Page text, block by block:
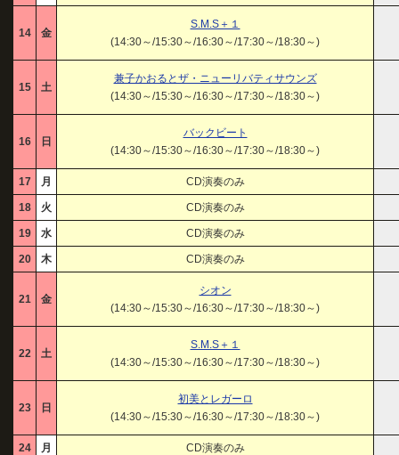
14 金
S.M.S＋１
(14:30～/15:30～/16:30～/17:30～/18:30～)
15 土
兼子かおるとザ・ニューリバティサウンズ
(14:30～/15:30～/16:30～/17:30～/18:30～)
16 日
バックビート
(14:30～/15:30～/16:30～/17:30～/18:30～)
17 月 CD演奏のみ
18 火 CD演奏のみ
19 水 CD演奏のみ
20 木 CD演奏のみ
21 金
シオン
(14:30～/15:30～/16:30～/17:30～/18:30～)
22 土
S.M.S＋１
(14:30～/15:30～/16:30～/17:30～/18:30～)
23 日
初美とレガーロ
(14:30～/15:30～/16:30～/17:30～/18:30～)
24 月 CD演奏のみ